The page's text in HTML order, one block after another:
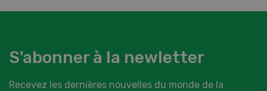
S'abonner à la newletter
Recevez les dernières nouvelles du monde de la